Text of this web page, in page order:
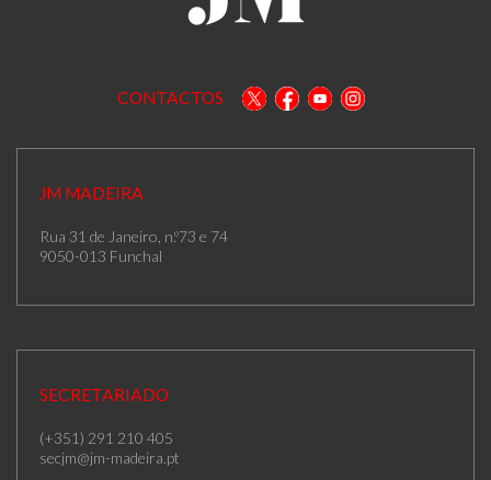
CONTACTOS
JM MADEIRA
Rua 31 de Janeiro, n.º73 e 74
9050-013 Funchal
SECRETARIADO
(+351) 291 210 405
secjm@jm-madeira.pt